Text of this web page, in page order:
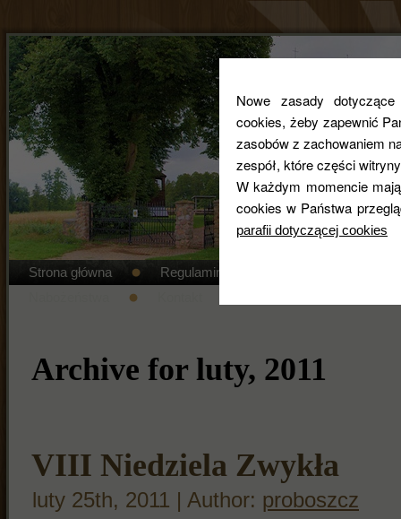
Nowe zasady
cookies, żeby zapewnić
zasobów z zachowaniem
zespół, które części
W każdym momencie
cookies w Państwa
parafii dotyczącej cookies
Strona główna Regulamin cmentarza
Archive for luty, 2011
VIII Niedziela Zwykła
luty 25th, 2011 | Author: proboszcz